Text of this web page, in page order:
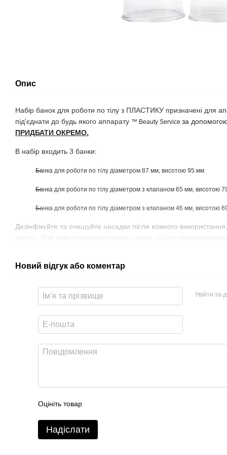
Опис
Набір банок для роботи по тілу з ПЛАСТИКУ призначені для
під'єднати до будь якого аппарату ™ Beauty Service за
ПРИДБАТИ ОКРЕМО.
В набір входить 3 банки:
Банка для роботи по тілу діаметром 87 мм, висотою 95 мм
Банка для роботи по тілу діаметром з клапаном 65 мм, висотою
Банка для роботи по тілу діаметром з клапаном 46 мм, висотою
Дезінфікуйте та очищуйте насадки після кожного
засобу. Для роботи використовуйте лише сухі та
Новий відгук або коментар
Увійти за
Оцініть товар
Надіслати